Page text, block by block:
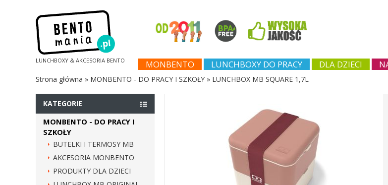
LUNCHBOXY & AKCESORIA BENTO MONBENTO LUNCHBOXY DO PRACY DLA DZIECI
Strona główna » MONBENTO - DO PRACY I SZKOŁY » LUNCHBOX MB SQUARE 1,7L
KATEGORIE
MONBENTO - DO PRACY I
SZKOŁY
BUTELKI I TERMOSY MB
AKCESORIA MONBENTO
PRODUKTY DLA DZIECI